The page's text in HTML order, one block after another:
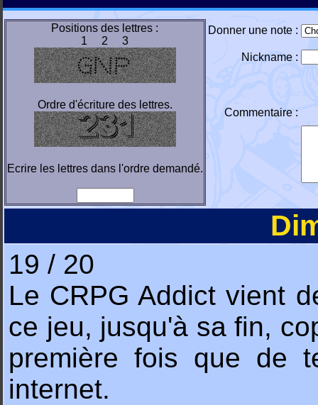
Positions des lettres :
1 2 3
Ordre d'écriture des lettres.
Ecrire les lettres dans l'ordre demandé.
Donner une note :
Nickname :
Commentaire :
19 / 20
Le CRPG Addict vient
ce jeu, jusqu'à sa fin,
première fois que de
internet.